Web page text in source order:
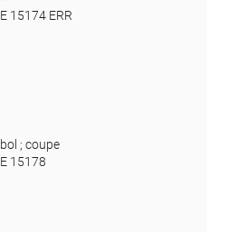
E 15174 ERR
bol ; coupe
E 15178